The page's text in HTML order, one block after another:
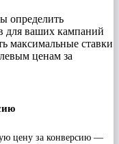
определить
для ваших кампаний
максимальные ставки
ценам за
цену за конверсию —